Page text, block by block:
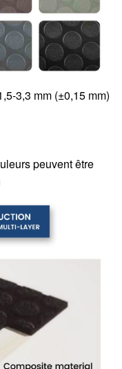
3,3 mm (±0,15 mm)
peuvent être